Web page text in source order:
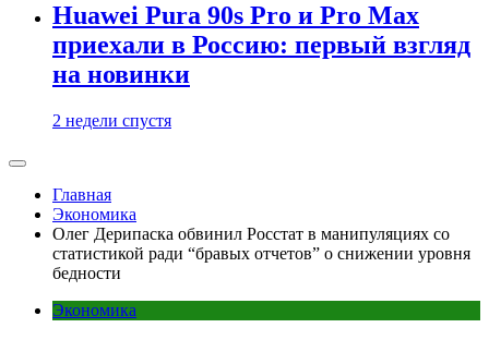
Huawei Pura 90s Pro и Pro Max
приехали в Россию: первый взгляд
на новинки
2 недели спустя
Главная
Экономика
Олег Дерипаска обвинил Росстат в манипуляциях со
статистикой ради “бравых отчетов” о снижении уровня
бедности
Экономика